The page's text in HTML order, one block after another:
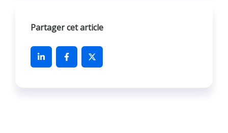
Partager cet article